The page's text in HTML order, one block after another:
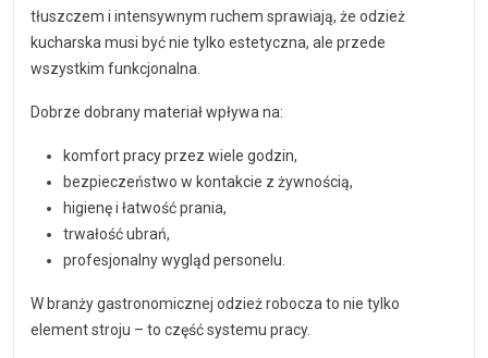
tłuszczem i intensywnym ruchem sprawiają, że odzież
kucharska musi być nie tylko estetyczna, ale przede
wszystkim funkcjonalna.
Dobrze dobrany materiał wpływa na:
komfort pracy przez wiele godzin,
bezpieczeństwo w kontakcie z żywnością,
higienę i łatwość prania,
trwałość ubrań,
profesjonalny wygląd personelu.
W branży gastronomicznej odzież robocza to nie tylko
element stroju – to część systemu pracy.